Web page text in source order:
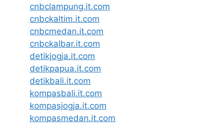
cnbclampung.it.com
cnbckaltim.it.com
cnbcmedan.it.com
cnbckalbar.it.com
detikjogja.it.com
detikpapua.it.com
detikbali.it.com
kompasbali.it.com
kompasjogja.it.com
kompasmedan.it.com